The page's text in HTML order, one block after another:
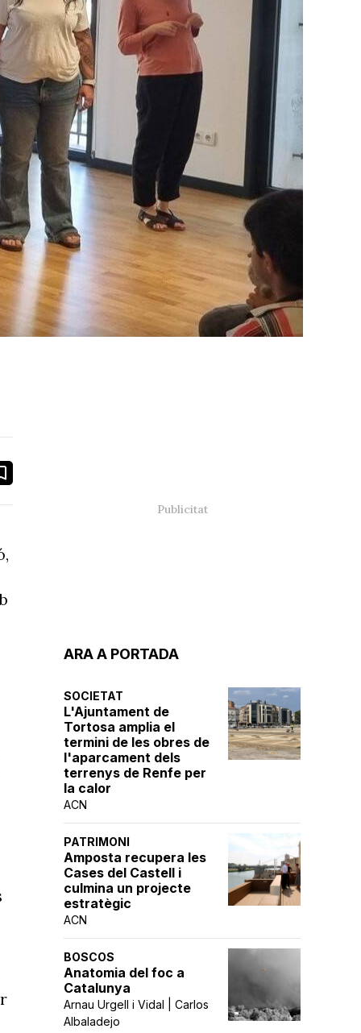
ARA A PORTADA
SOCIETAT
L'Ajuntament de
Tortosa amplia el
termini de les obres de
l'aparcament dels
terrenys de Renfe per
la calor
ACN
PATRIMONI
Amposta recupera les
Cases del Castell i
culmina un projecte
estratègic
ACN
BOSCOS
Anatomia del foc a
Catalunya
Arnau Urgell i Vidal | Carlos
Albaladejo